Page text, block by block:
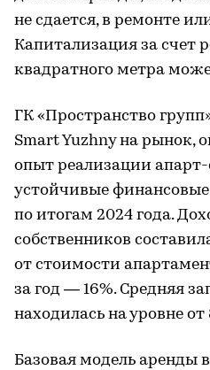
не сдается, в ремонте
Капитализация за счет
квадратного метра
ГК «Пространство
Smart Yuzhny на рынок,
опыт реализации апарт-
устойчивые финансовые
по итогам 2024 года.
собственников
от стоимости
за год — 16%. Средняя
находилась на уровне от
Базовая модель аренды